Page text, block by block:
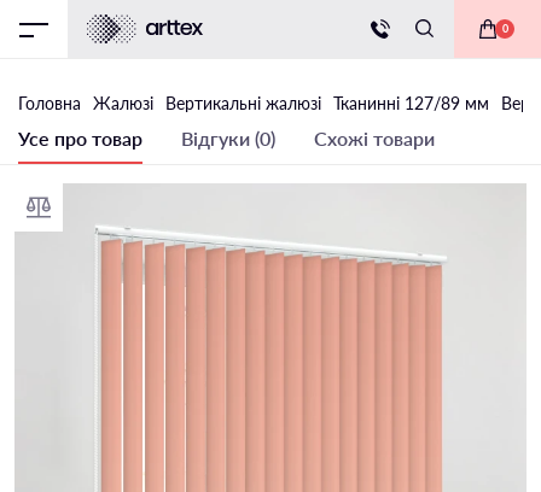
0
Головна Жалюзі Вертикальні жалюзі Тканинні 127/89 мм
Усе про товар Відгуки (0) Схожі товари